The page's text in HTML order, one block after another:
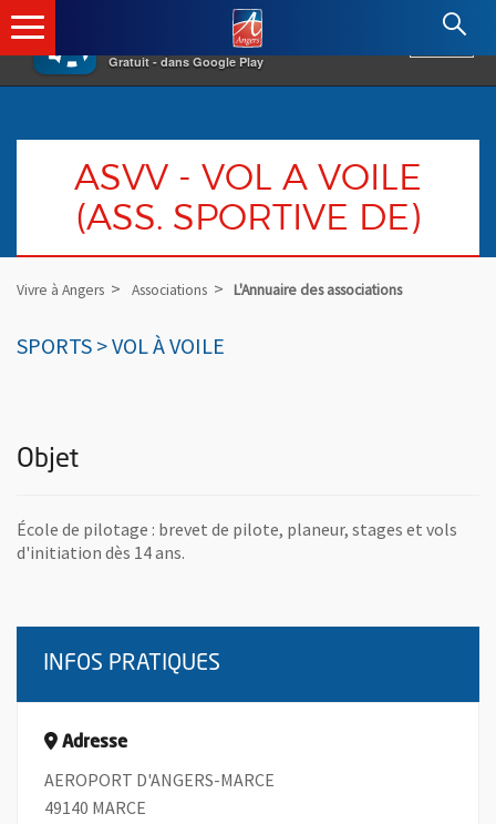
×
Gratuit - dans Google Play
Angers.fr : Retour à l'accueil
ASVV - VOL A VOILE
(ASS. SPORTIVE DE)
Vivre à Angers Associations L'Annuaire des associations
SPORTS > VOL À VOILE
Objet
École de pilotage : brevet de pilote, planeur, stages et vols
d'initiation dès 14 ans.
INFOS PRATIQUES
Adresse
AEROPORT D'ANGERS-MARCE
49140 MARCE